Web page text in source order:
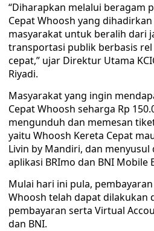
“Diharapkan melalui beragam
Cepat Whoosh yang
masyarakat untuk beralih dari
transportasi publik berbasis
cepat,” ujar Direktur Utama
Riyadi.
Masyarakat yang ingin
Cepat Whoosh seharga Rp
mengunduh dan memesan
yaitu Whoosh Kereta Cepat
Livin by Mandiri, dan
aplikasi BRImo dan BNI Mobile
Mulai hari ini pula,
Whoosh telah dapat dilakukan
pembayaran serta Virtual
dan BNI.